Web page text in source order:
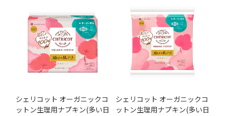
シェリコット オーガニックコ
ットン生理用ナプキン(多い日
シェリコット オーガニックコ
ットン生理用ナプキン(多い日